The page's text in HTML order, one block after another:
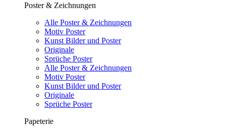
Poster & Zeichnungen
Alle Poster & Zeichnungen
Motiv Poster
Kunst Bilder und Poster
Originale
Sprüche Poster
Alle Poster & Zeichnungen
Motiv Poster
Kunst Bilder und Poster
Originale
Sprüche Poster
Papeterie